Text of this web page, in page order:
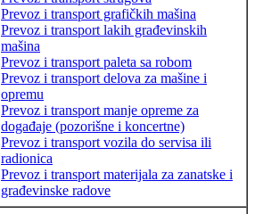
Prevoz i transport grafičkih mašina
Prevoz i transport lakih građevinskih
mašina
Prevoz i transport paleta sa robom
Prevoz i transport delova za mašine i
opremu
Prevoz i transport manje opreme za
događaje (pozorišne i koncertne)
Prevoz i transport vozila do servisa ili
radionica
Prevoz i transport materijala za zanatske i
građevinske radove